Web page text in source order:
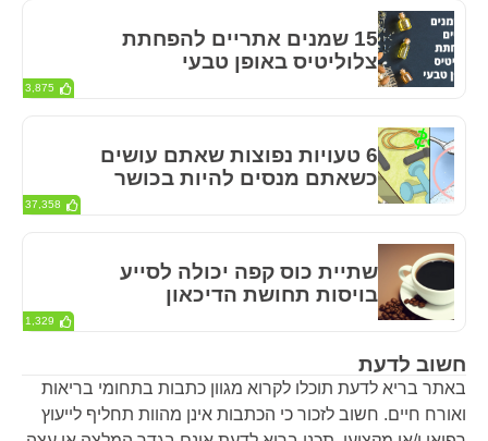
חשוב לדעת
באתר בריא לדעת תוכלו לקרוא מגוון כתבות בתחומי בריאות
ואורח חיים. חשוב לזכור כי הכתבות אינן מהוות תחליף לייעוץ
15 שמנים אתריים להפחתת
צלוליטיס באופן טבעי
3,875
6 טעויות נפוצות שאתם עושים
כשאתם מנסים להיות בכושר
37,358
שתיית כוס קפה יכולה לסייע
בויסות תחושת הדיכאון
1,329